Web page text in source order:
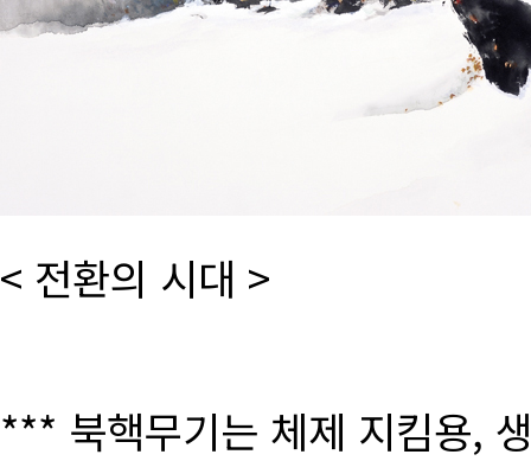
< 전환의 시대 >
*** 북핵무기는 체제 지킴용,